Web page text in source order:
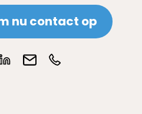
nu contact op